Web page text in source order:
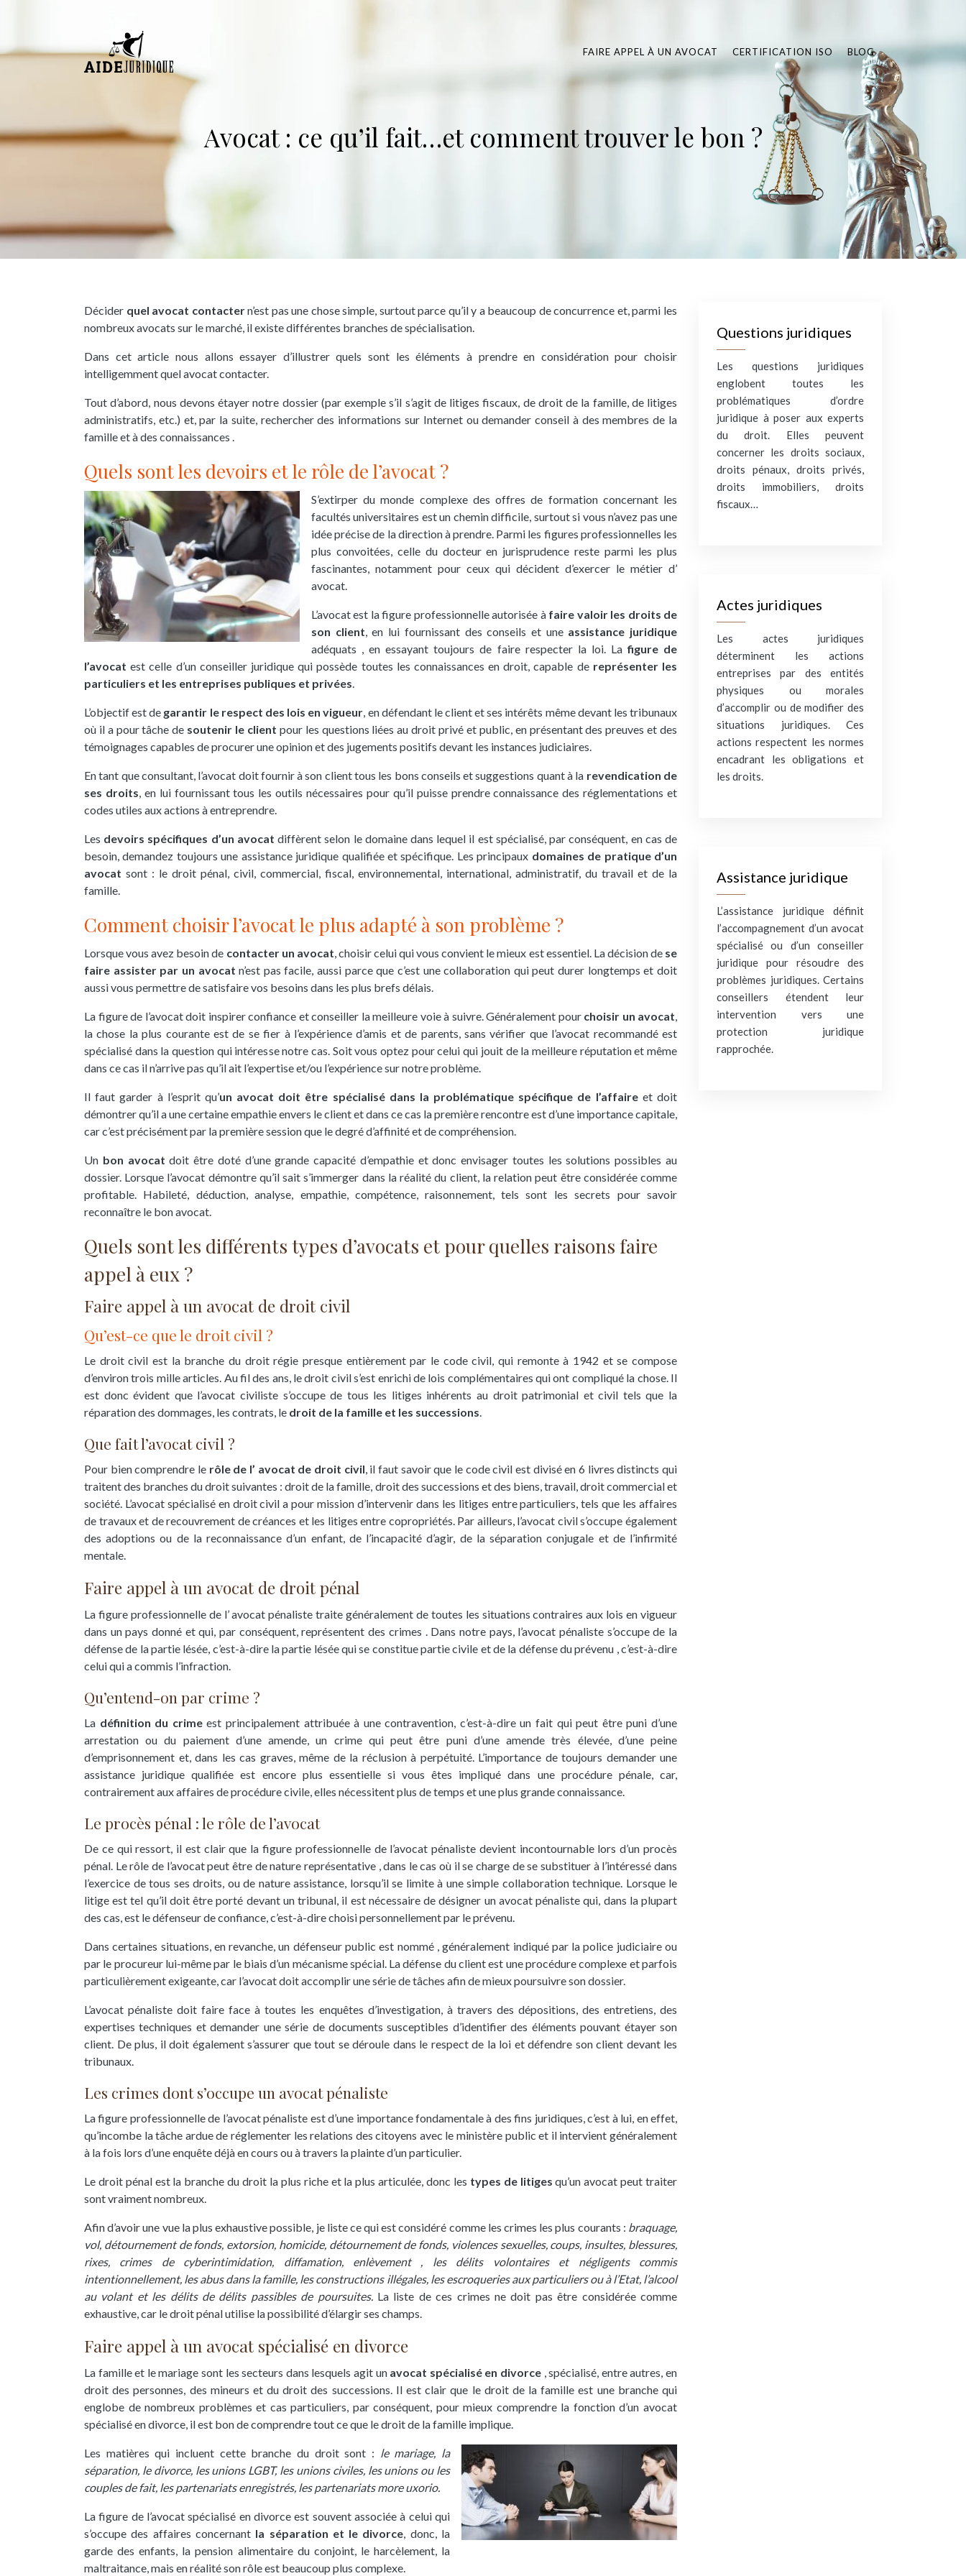
FAIRE APPEL À UN AVOCAT CERTIFICATION ISO BLOG
Avocat : ce qu’il fait…et comment trouver le bon ?
Décider quel avocat contactern’est pas une chose simple, surtout parce qu’il y a beaucoup de concurrence et, parmi les
nombreux avocats sur le marché, il existe différentes branches de spécialisation.
Dans cet article nous allons essayer d’illustrer quels sont les éléments à prendre en considération pour choisir
intelligemment quel avocat contacter.
Tout d’abord, nous devons étayer notre dossier (par exemple s’il s’agit de litiges fiscaux, de droit de la famille, de litiges
administratifs, etc.) et, par la suite, rechercher des informations sur Internet ou demander conseil à des membres de la
famille et à des connaissances .
Quels sont les devoirs et le rôle de l’avocat ?
S’extirper du monde complexe des offres de formation concernant les
facultés universitaires est un chemin difficile, surtout si vous n’avez pas une
idée précise de la direction à prendre. Parmi les figures professionnelles les
plus convoitées, celle du docteur en jurisprudence reste parmi les plus
fascinantes, notamment pour ceux qui décident d’exercer le métier d’
avocat.
L’avocat est la figure professionnelle autorisée à faire valoir les droits de
son client, en lui fournissant des conseils et une assistance juridique
adéquats , en essayant toujours de faire respecter la loi. Lafigure de
l’avocat est celle d’un conseiller juridique qui possède toutes les connaissances en droit, capable de représenter les
particuliers et les entreprises publiques et privées.
L’objectif est de garantir le respect des lois en vigueur, en défendant le client et ses intérêts même devant les tribunaux
où il a pour tâche de soutenir le client pour les questions liées au droit privé et public, en présentant des preuves et des
témoignages capables de procurer une opinion et des jugements positifs devant les instances judiciaires.
En tant que consultant, l’avocat doit fournir à son client tous les bons conseils et suggestions quant à la revendication de
ses droits, en lui fournissant tous les outils nécessaires pour qu’il puisse prendre connaissance des réglementations et
codes utiles aux actions à entreprendre.
Les devoirs spécifiques d’un avocat diffèrent selon le domaine dans lequel il est spécialisé, par conséquent, en cas de
besoin, demandez toujours une assistance juridique qualifiée et spécifique. Les principaux domaines de pratique d’un
avocat sont : le droit pénal, civil, commercial, fiscal, environnemental, international, administratif, du travail et de la
famille.
Comment choisir l’avocat le plus adapté à son problème ?
Lorsque vous avez besoin de contacter un avocat, choisir celui qui vous convient le mieux est essentiel. La décision de se
faire assister par un avocat n’est pas facile, aussi parce que c’est une collaboration qui peut durer longtemps et doit
aussi vous permettre de satisfaire vos besoins dans les plus brefs délais.
La figure de l’avocat doit inspirer confiance et conseiller la meilleure voie à suivre. Généralement pour choisir un avocat,
la chose la plus courante est de se fier à l’expérience d’amis et de parents, sans vérifier que l’avocat recommandé est
spécialisé dans la question qui intéresse notre cas. Soit vous optez pour celui qui jouit de la meilleure réputation et même
dans ce cas il n’arrive pas qu’il ait l’expertise et/ou l’expérience sur notre problème.
Il faut garder à l’esprit qu’un avocat doit être spécialisédans la problématique spécifique de l’affaireet doit
démontrer qu’il a une certaine empathie envers le client et dans ce cas la première rencontre est d’une importance capitale,
car c’est précisément par la première session que le degré d’affinité et de compréhension.
Un bon avocat doit être doté d’une grande capacité d’empathie et donc envisager toutes les solutions possibles au
dossier. Lorsque l’avocat démontre qu’il sait s’immerger dans la réalité du client, la relation peut être considérée comme
profitable. Habileté, déduction, analyse, empathie, compétence, raisonnement, tels sont les secrets pour savoir
reconnaître le bon avocat.
Quels sont les différents types d’avocats et pour quelles raisons faire
appel à eux ?
Faire appel à un avocat de droit civil
Qu’est-ce que le droit civil ?
Le droit civil est la branche du droit régie presque entièrement par le code civil, qui remonte à 1942 et se compose
d’environ trois mille articles. Au fil des ans, le droit civil s’est enrichi de lois complémentaires qui ont compliqué la chose. Il
est donc évident que l’avocat civilistes’occupe de tous les litiges inhérents au droitpatrimonial et civil tels que la
réparation des dommages, les contrats, le droit de la famille et les successions.
Que fait l’avocat civil ?
Pour bien comprendre le rôle de l’ avocat de droit civil, il faut savoir que le code civil est divisé en 6 livres distincts qui
traitent des branches du droit suivantes : droit de la famille, droit des successions et des biens, travail, droit commercial et
société. L’avocat spécialisé en droit civil a pour mission d’intervenir dans les litiges entre particuliers, tels que les affaires
de travaux et de recouvrement de créances et les litiges entre copropriétés. Par ailleurs, l’avocat civil s’occupe également
des adoptions ou de la reconnaissance d’un enfant, de l’incapacité d’agir, de la séparation conjugale et de l’infirmité
mentale.
Faire appel à un avocat de droit pénal
La figure professionnelle de l’ avocat pénaliste traite généralement de toutes les situations contraires aux lois en vigueur
dans un pays donné et qui, par conséquent, représentent des crimes . Dans notre pays, l’avocat pénaliste s’occupe de la
défense de la partie lésée, c’est-à-dire la partie lésée qui se constitue partie civile et de la défense du prévenu , c’est-à-dire
celui qui a commis l’infraction.
Qu’entend-on par crime ?
La définition du crimeest principalement attribuée à une contravention, c’est-à-dire un fait qui peut être puni d’une
arrestation ou du paiement d’une amende, un crime qui peut être puni d’une amende très élevée, d’une peine
d’emprisonnement et, dans les cas graves, même de la réclusion à perpétuité. L’importance de toujours demander une
assistance juridique qualifiée est encore plus essentielle si vous êtes impliqué dans une procédure pénale, car,
contrairement aux affaires de procédure civile, elles nécessitent plus de temps et une plus grande connaissance.
Le procès pénal : le rôle de l’avocat
De ce qui ressort, il est clair que la figure professionnelle de l’avocat pénaliste devient incontournable lors d’un procès
pénal. Le rôle de l’avocat peut être de nature représentative , dans le cas où il se charge de se substituer à l’intéressé dans
l’exercice de tous ses droits, ou de nature assistance, lorsqu’il se limite à une simple collaboration technique. Lorsque le
litige est tel qu’il doit être porté devant un tribunal, il est nécessaire de désigner un avocat pénaliste qui, dans la plupart
des cas, est le défenseur de confiance, c’est-à-dire choisi personnellement par le prévenu.
Dans certaines situations, en revanche, un défenseur public est nommé , généralement indiqué par la police judiciaire ou
par le procureur lui-même par le biais d’un mécanisme spécial. La défense du client est une procédure complexe et parfois
particulièrement exigeante, car l’avocat doit accomplir une série de tâches afin de mieux poursuivre son dossier.
L’avocat pénaliste doit faire face à toutes les enquêtes d’investigation, à travers des dépositions, des entretiens, des
expertises techniques et demander une série de documents susceptibles d’identifier des éléments pouvant étayer son
client. De plus, il doit également s’assurer que tout se déroule dans le respect de la loi et défendre son client devant les
tribunaux.
Les crimes dont s’occupe un avocat pénaliste
La figure professionnelle de l’avocat pénaliste est d’une importance fondamentale à des fins juridiques, c’est à lui, en effet,
qu’incombe la tâche ardue de réglementer les relations des citoyens avec le ministère public et il intervient généralement
à la fois lors d’une enquête déjà en cours ou à travers la plainte d’un particulier.
Le droit pénal est la branche du droit la plus riche et la plus articulée, donc les types de litiges qu’un avocat peut traiter
sont vraiment nombreux.
Afin d’avoir une vue la plus exhaustive possible, je liste ce qui est considéré comme les crimes les plus courants : braquage,
vol, détournement de fonds, extorsion, homicide, détournement de fonds, violences sexuelles, coups, insultes, blessures,
rixes, crimes de cyberintimidation, diffamation, enlèvement , les délits volontaires et négligents commis
intentionnellement, les abus dans la famille, les constructions illégales, les escroqueries aux particuliers ou à l’Etat, l’alcool
au volant et les délits de délits passibles de poursuites. La liste de ces crimes ne doit pas être considérée comme
exhaustive, car le droit pénal utilise la possibilité d’élargir ses champs.
Faire appel à un avocat spécialisé en divorce
La famille et le mariage sont les secteurs dans lesquels agit un avocat spécialisé en divorce , spécialisé, entre autres, en
droit des personnes, des mineurs et du droit des successions. Il est clair que le droit de la famille est une branche qui
englobe de nombreux problèmes et cas particuliers, par conséquent, pour mieux comprendre la fonction d’un avocat
spécialisé en divorce, il est bon de comprendre tout ce que le droit de la famille implique.
Les matières qui incluent cette branche du droit sont : le mariage, la
séparation, le divorce, les unions LGBT, les unions civiles, les unions ou les
couples de fait, les partenariats enregistrés, les partenariats more uxorio.
La figure de l’avocat spécialisé en divorce est souvent associée à celui qui
s’occupe des affaires concernant la séparation et le divorce, donc, la
garde des enfants, la pension alimentaire du conjoint, le harcèlement, la
maltraitance, mais en réalité son rôle est beaucoup plus complexe.
Questions juridiques
Les questions juridiques
englobent toutes les
problématiques d’ordre
juridique à poser aux experts
du droit. Elles peuvent
concerner les droits sociaux,
droits pénaux, droits privés,
droits immobiliers, droits
fiscaux…
Actes juridiques
Les actes juridiques
déterminent les actions
entreprises par des entités
physiques ou morales
d’accomplir ou de modifier des
situations juridiques. Ces
actions respectent les normes
encadrant les obligations et
les droits.
Assistance juridique
L’assistance juridique définit
l’accompagnement d’un avocat
spécialisé ou d’un conseiller
juridique pour résoudre des
problèmes juridiques. Certains
conseillers étendent leur
intervention vers une
protection juridique
rapprochée.